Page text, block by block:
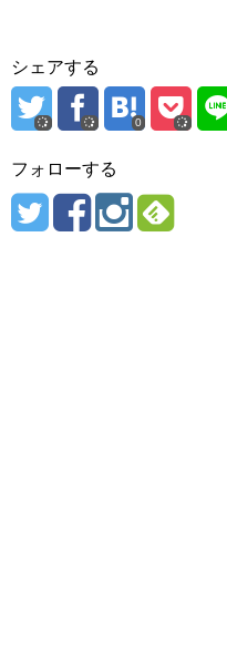
シェアする
0
フォローする